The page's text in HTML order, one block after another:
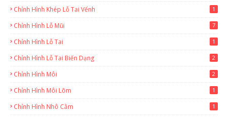
Chỉnh Hình Khép Lỗ Tai Vểnh 1
Chỉnh Hình Lỗ Mũi 7
Chỉnh Hình Lỗ Tai 1
Chỉnh Hình Lỗ Tai Biến Dạng 2
Chỉnh Hình Môi 2
Chỉnh Hình Môi Lõm 1
Chỉnh Hình Nhô Cằm 1